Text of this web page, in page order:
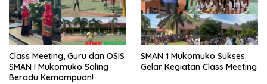
Class Meeting, Guru dan OSIS
SMAN I Mukomuko Saling
Beradu Kemampuan!
SMAN 1 Mukomuko Sukses
Gelar Kegiatan Class Meeting